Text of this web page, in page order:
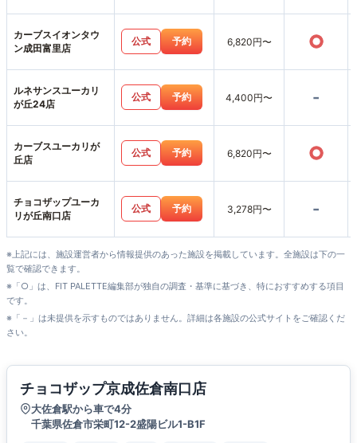
カーブスイオンタウ
ン成田富里店
公式 予約 6,820円〜 ○
ルネサンスユーカリ
が丘24店
公式 予約 4,400円〜 -
カーブスユーカリが
丘店
公式 予約 6,820円〜 ○
チョコザップユーカ
リが丘南口店
公式 予約 3,278円〜 -
※上記には、施設運営者から情報提供のあった施設を掲載しています。全施設は下の一
覧で確認できます。
※「○」は、FIT PALETTE編集部が独自の調査・基準に基づき、特におすすめする項目
です。
※「－」は未提供を示すものではありません。詳細は各施設の公式サイトをご確認くだ
さい。
チョコザップ京成佐倉南口店
大佐倉駅から車で4分
千葉県佐倉市栄町12-2盛陽ビル1-B1F